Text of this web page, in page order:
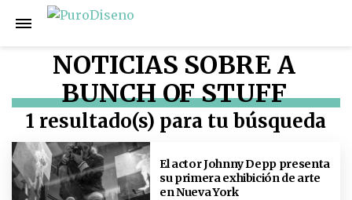
NOTICIAS SOBRE A
BUNCH OF STUFF
1 resultado(s) para tu búsqueda
El actor Johnny Depp presenta
su primera exhibición de arte
en Nueva York